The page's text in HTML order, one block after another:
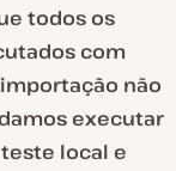
todos os
com
não
executar
local e